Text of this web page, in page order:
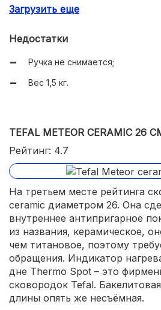
Совместимость с любыми
Загрузить еще
Недостатки
Ручка не снимается;
Вес 1,5 кг.
TEFAL METEOR CERAMIC 26
Рейтинг: 4.7
На третьем месте рейтинга
ceramic диаметром 26. Она
внутреннее антипригарное
из названия, керамическое,
чем титановое, поэтому
обращения. Индикатор
дне Thermo Spot – это
сковородок Tefal.
длины опять же несъёмная.